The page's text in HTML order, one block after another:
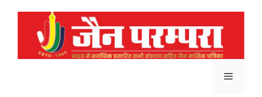
Menu